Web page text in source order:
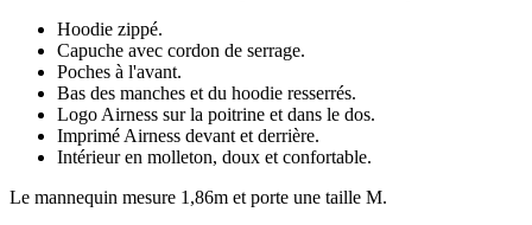
Hoodie zippé.
Capuche avec cordon de serrage.
Poches à l'avant.
Bas des manches et du hoodie resserrés.
Logo Airness sur la poitrine et dans le dos.
Imprimé Airness devant et derrière.
Intérieur en molleton, doux et confortable.
Le mannequin mesure 1,86m et porte une taille M.